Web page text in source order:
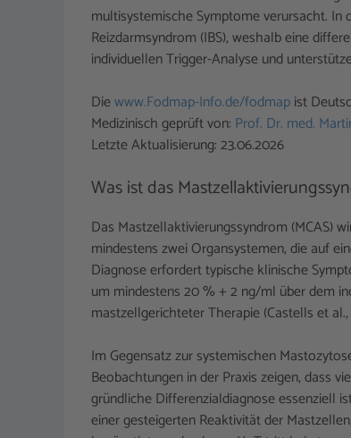
multisystemische Symptome verursacht.
Reizdarmsyndrom (IBS), weshalb eine
individuellen Trigger-Analyse und
Diewww.Fodmap-Info.de/fodmapist
Medizinisch geprüft von: Prof. Dr. med.
Letzte Aktualisierung: 23.06.2026
Was ist das
Das Mastzellaktivierungssyndrom (MCAS)
mindestens zwei Organsystemen, die auf
Diagnose erfordert typische klinische
um mindestens 20 % + 2 ng/ml über dem
mastzellgerichteter Therapie (Castells et
Im Gegensatz zur systemischen
Beobachtungen in der Praxis zeigen, dass
gründliche Differenzialdiagnose essenziell
einer gesteigerten Reaktivität der